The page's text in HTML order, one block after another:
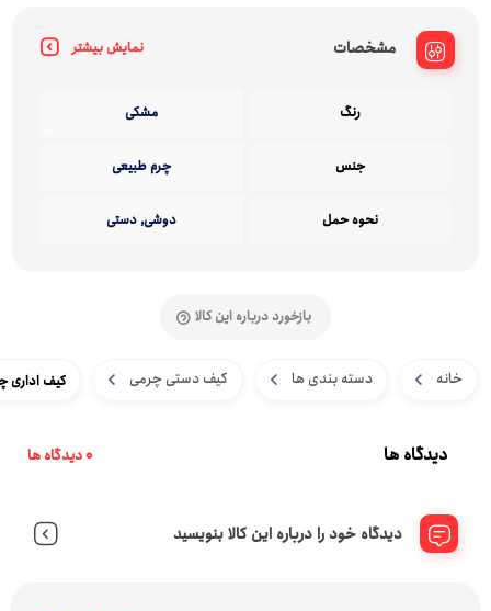
مشخصات نمایش بیشتر
رنگ مشکی
جنس چرم طبیعی
نحوه حمل دوشی, دستی
بازخورد درباره این کالا
خانه دسته بندی ها کیف دستی چرمی کیف اداری
دیدگاه ها 0 دیدگاه ها
دیدگاه خود را درباره این کالا بنویسید